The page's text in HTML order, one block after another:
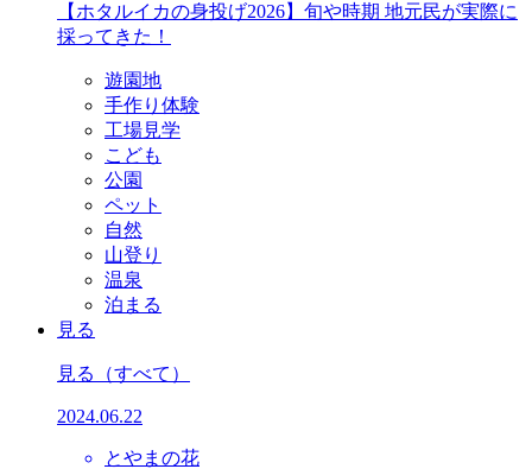
【ホタルイカの身投げ2026】旬や時期 地元民が実際に
採ってきた！
遊園地
手作り体験
工場見学
こども
公園
ペット
自然
山登り
温泉
泊まる
見る
見る （すべて）
2024.06.22
とやまの花